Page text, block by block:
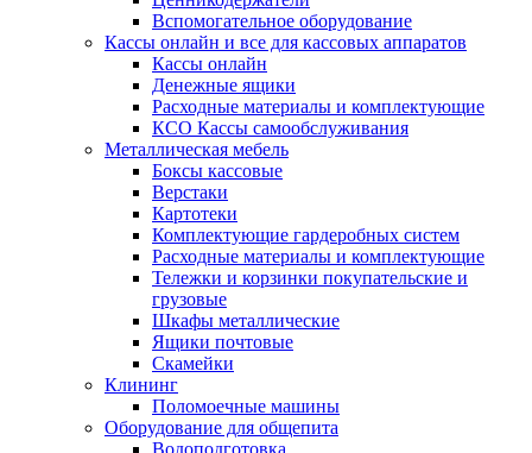
Вспомогательное оборудование
Кассы онлайн и все для кассовых аппаратов
Кассы онлайн
Денежные ящики
Расходные материалы и комплектующие
КСО Кассы самообслуживания
Металлическая мебель
Боксы кассовые
Верстаки
Картотеки
Комплектующие гардеробных систем
Расходные материалы и комплектующие
Тележки и корзинки покупательские и
грузовые
Шкафы металлические
Ящики почтовые
Скамейки
Клининг
Поломоечные машины
Оборудование для общепита
Водоподготовка